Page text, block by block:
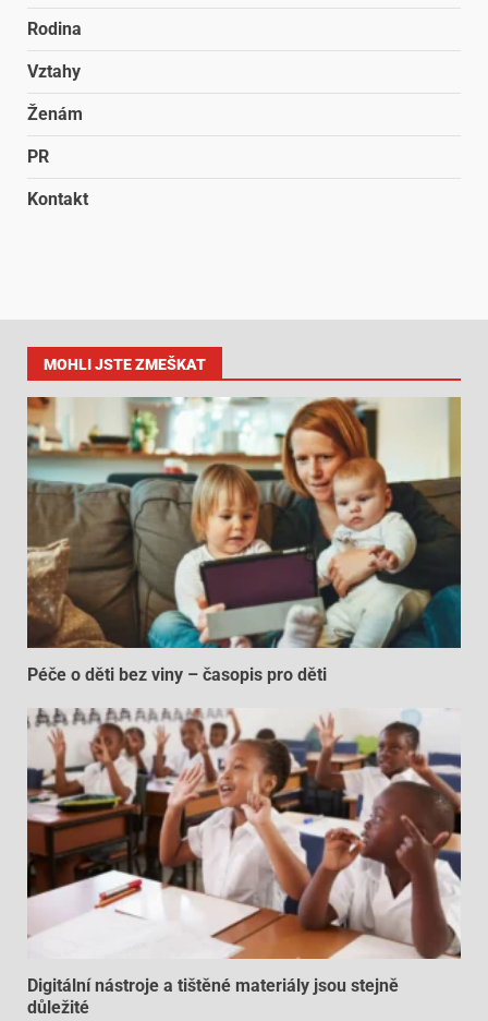
Rodina
Vztahy
Ženám
PR
Kontakt
MOHLI JSTE ZMEŠKAT
Péče o děti bez viny – časopis pro děti
Digitální nástroje a tištěné materiály jsou stejně
důležité